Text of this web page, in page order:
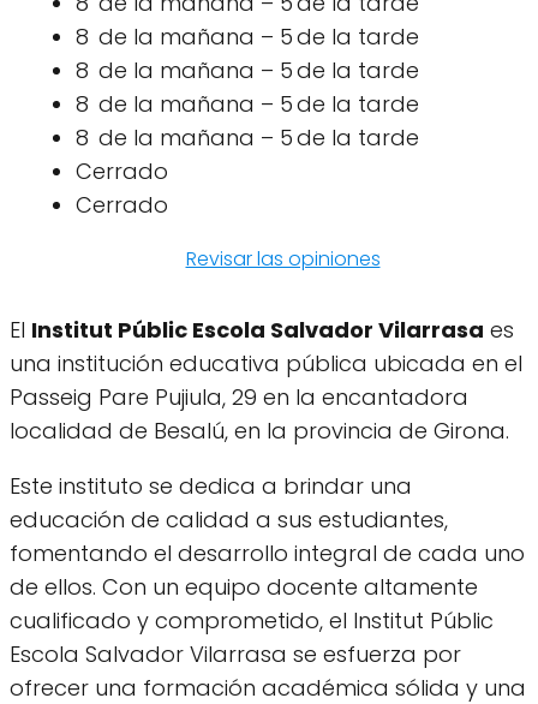
8 de la mañana – 5 de la tarde
8 de la mañana – 5 de la tarde
8 de la mañana – 5 de la tarde
8 de la mañana – 5 de la tarde
Cerrado
Cerrado
Revisar las opiniones
El Institut Públic Escola Salvador Vilarrasa es
una institución educativa pública ubicada en el
Passeig Pare Pujiula, 29 en la encantadora
localidad de Besalú, en la provincia de Girona.
Este instituto se dedica a brindar una
educación de calidad a sus estudiantes,
fomentando el desarrollo integral de cada uno
de ellos. Con un equipo docente altamente
cualificado y comprometido, el Institut Públic
Escola Salvador Vilarrasa se esfuerza por
ofrecer una formación académica sólida y una